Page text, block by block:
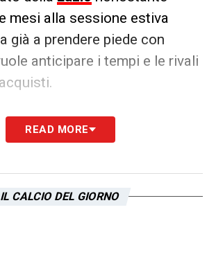
mesi alla sessione estiva
già a prendere piede con
anticipare i tempi e le rivali
è quello di Echeverri
Manchester City,
il ds delle aquile che studia il
READ MORE
IL CALCIO DEL GIORNO